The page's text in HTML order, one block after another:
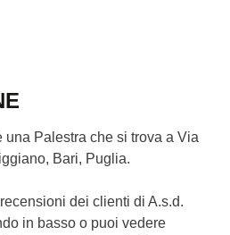
una Palestra che si trova a Via
Bari, Puglia.
dei clienti di A.s.d.
in basso o puoi vedere